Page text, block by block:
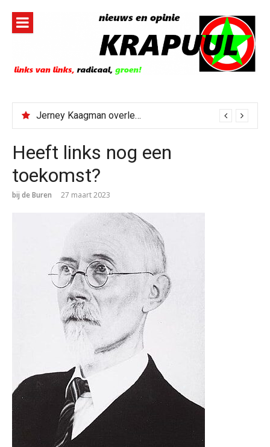
inhoud
Jerney Kaagman overleden
Heeft links nog een
toekomst?
bij de Buren 27 maart 2023